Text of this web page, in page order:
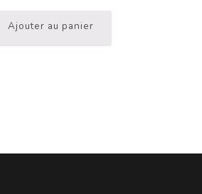
Ajouter au panier